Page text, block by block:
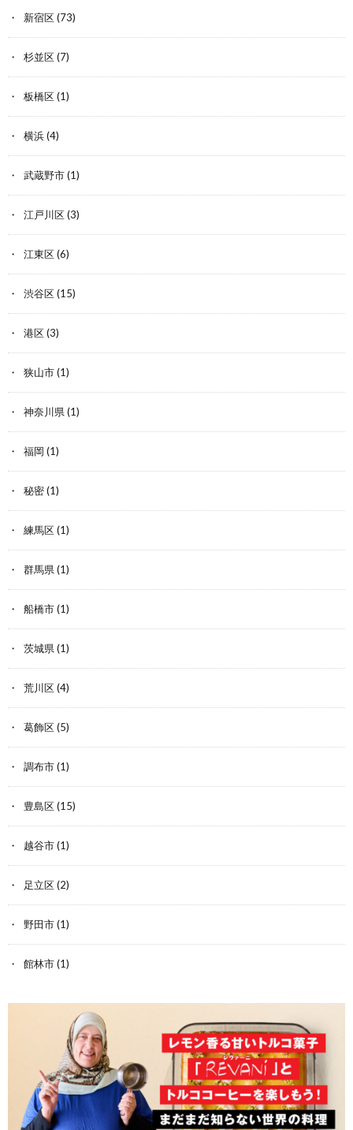
新宿区(73)
杉並区(7)
板橋区(1)
横浜(4)
武蔵野市(1)
江戸川区(3)
江東区(6)
渋谷区(15)
港区(3)
狭山市(1)
神奈川県(1)
福岡 (1)
秘密(1)
練馬区(1)
群馬県(1)
船橋市(1)
茨城県(1)
荒川区(4)
葛飾区(5)
調布市(1)
豊島区(15)
越谷市(1)
足立区(2)
野田市(1)
館林市(1)